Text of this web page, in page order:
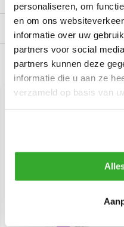
personaliseren, om
en om ons
informatie over uw
partners voor social
partners kunnen deze
informatie die u aan ze
verzameld op basis van
Reviews
Recent bekeken